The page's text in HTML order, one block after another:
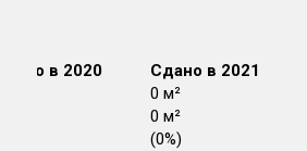
Сдано в 2020
Сдано в 2021
0 м²
0 м²
(0%)